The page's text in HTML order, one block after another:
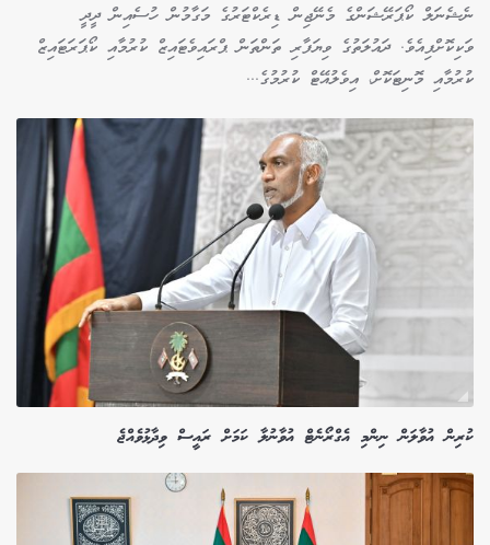
ނެޝެނަލް ކޯޕަރޭޝަންގެ މެނޭޖިން ޑިރެކްޓަރުގެ މަގާމުން ހުސެއިން ދީދީ
ވަކިކޮށްފިއެވެ. ދައުލަތުގެ ވިޔަފާރި ތަންތަން ޕްރައިވެޓައިޒް ކުރުމާއި ކޯޕަރަޓައިޒް
ކުރުމާއި މޮނިޓަކޮށް، އިވެލުއޭޓް ކުރުމުގެ...
ކުރިން އުވާލަން ނިންމި އެގްރޯނެޓް އުވާނުލާ ކަމަށް ރައީސް ވިދާޅުވެއްޖެ